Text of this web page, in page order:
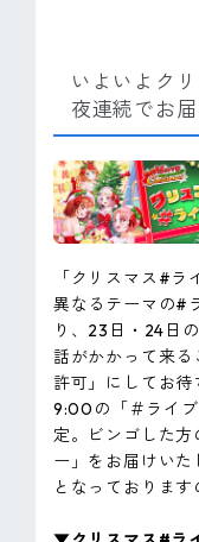
いよいよク
夜連続でお届
「クリスマス#ラ
異なるテーマの#
り、23日・24日
話がかかって来る
許可」にしてお
9:00の「＃ライ
定。ビンゴした
ー」をお届けい
となっております